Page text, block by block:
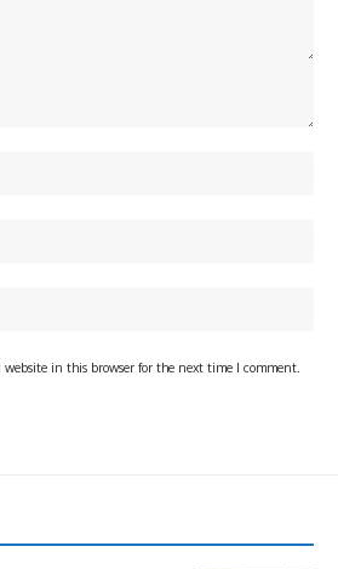
in this browser for the next time I comment.